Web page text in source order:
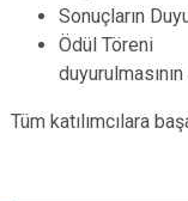
Sonuçların
Ödül
duyurulmasının
Tüm katılımcılara